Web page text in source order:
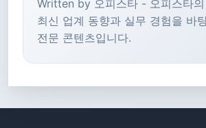
Written by 오피스타 - 오피스타
최신 업계 동향과 실무 경험을 바
전문 콘텐츠입니다.